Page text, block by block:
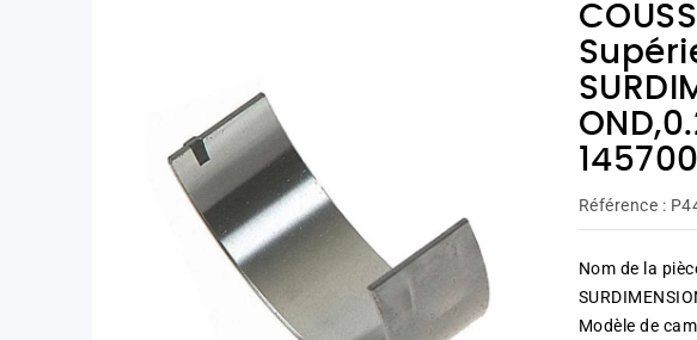
1457001
Référence :
Nom de la
Modèle de